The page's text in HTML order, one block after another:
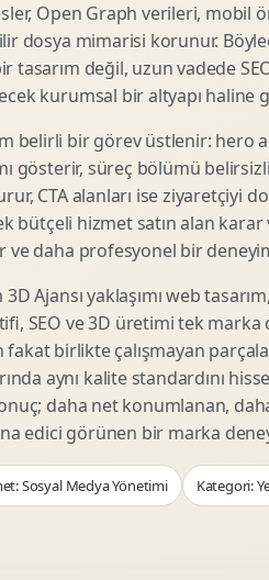
Landing Page
Landing Page
Landing Page
Page
Tasarimi
Video
Story
Statik
Tasarimi
Konsept
Prototip
Open Graph verileri, mobil
dosya mimarisi korunur.
tasarım değil, uzun vadede
kurumsal bir altyapı haline
belirli bir görev üstlenir: hero
gösterir, süreç bölümü
CTA alanları ise ziyaretçiyi
bütçeli hizmet satın alan
daha profesyonel bir
Ajansı yaklaşımı web
SEO ve 3D üretimi tek marka
fakat birlikte çalışmayan
aynı kalite standardını
daha net konumlanan,
edici görünen bir marka
Sosyal Medya Yönetimi Kategori: